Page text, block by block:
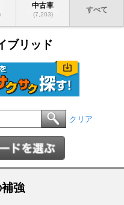
中古車
(7,203)
すべて
ブリッド
クリア
強